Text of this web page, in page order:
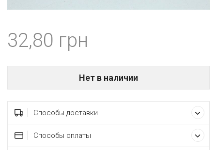
32,80
Нет в наличии
Способы доставки
Способы оплаты